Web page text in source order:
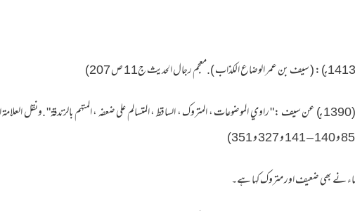
۔2۔قال الأميني المتوفى (1390 هـ) عن سيف :" راوي الموضوعات ، المتروك ، الساقط ، المتسالم على ضعفه ، المتهم بالزندقة" .ونقل
نے بھی ضعیف اور متروک کہا ہے۔